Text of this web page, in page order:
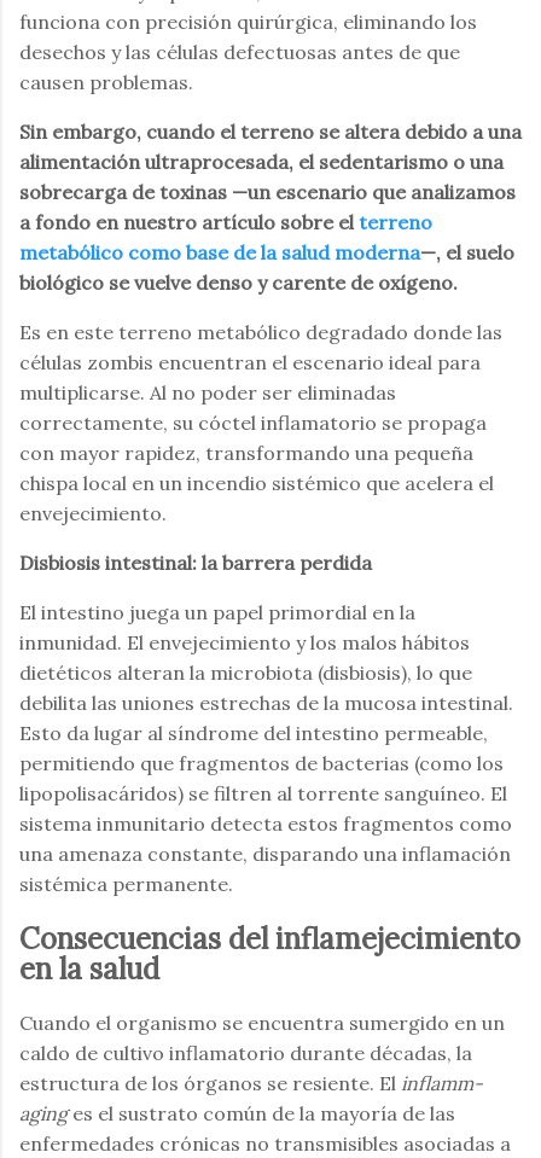
funciona con precisión quirúrgica, eliminando los
desechos y las células defectuosas antes de que
causen problemas.
Sin embargo, cuando el terreno se altera debido a una
alimentación ultraprocesada, el sedentarismo o una
sobrecarga de toxinas —un escenario que analizamos
a fondo en nuestro artículo sobre elterreno
metabólico como base de la salud moderna—, el suelo
biológico se vuelve denso y carente de oxígeno.
Es en este terreno metabólico degradado donde las
células zombis encuentran el escenario ideal para
multiplicarse. Al no poder ser eliminadas
correctamente, su cóctel inflamatorio se propaga
con mayor rapidez, transformando una pequeña
chispa local en un incendio sistémico que acelera el
envejecimiento.
Disbiosis intestinal: la barrera perdida
El intestino juega un papel primordial en la
inmunidad. El envejecimiento y los malos hábitos
dietéticos alteran la microbiota (disbiosis), lo que
debilita las uniones estrechas de la mucosa intestinal.
Esto da lugar al síndrome del intestino permeable,
permitiendo que fragmentos de bacterias (como los
lipopolisacáridos) se filtren al torrente sanguíneo. El
sistema inmunitario detecta estos fragmentos como
una amenaza constante, disparando una inflamación
sistémica permanente.
Consecuencias del inflamejecimiento
en la salud
Cuando el organismo se encuentra sumergido en un
caldo de cultivo inflamatorio durante décadas, la
estructura de los órganos se resiente. El inflamm-
aginges el sustrato común de la mayoría de las
enfermedades crónicas no transmisibles asociadas a